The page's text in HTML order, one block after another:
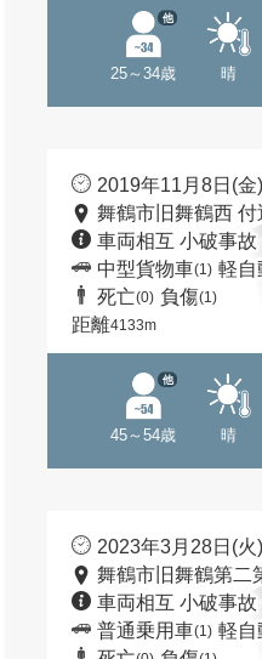
25～34歳
他
晴
2019年11月8日(金
舞鶴市旧舞鶴西 付
車両相互 小破事故
中型貨物車(1) 軽自
死亡(0) 負傷(1)
距離4133m
45～54歳
他
晴
2023年3月28日(火
舞鶴市旧舞鶴第二
車両相互 小破事故
普通乗用車(1) 軽自